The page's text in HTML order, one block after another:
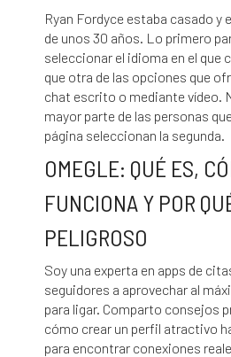
Ryan Fordyce estaba casado y
de unos 30 años. Lo primero
seleccionar el idioma en el que
que otra de las opciones que
chat escrito o mediante vídeo.
mayor parte de las personas
página seleccionan la segunda.
OMEGLE: QUÉ ES,
FUNCIONA Y POR
PELIGROSO
Soy una experta en apps de
seguidores a aprovechar al
para ligar. Comparto consejos
cómo crear un perfil atractivo
para encontrar conexiones